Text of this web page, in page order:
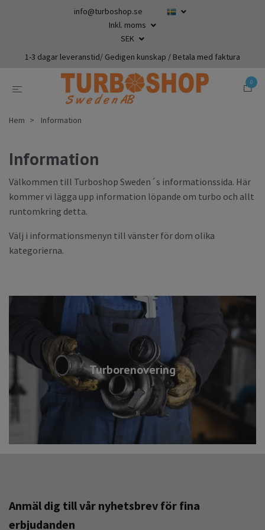
info@turboshop.se
Inkl. moms
SEK
1-3 dagar leveranstid/ Gedigen kunskap / Betala med faktura
0
Turborenovering
Hem Information
Information
Välkommen till Turboshop Sweden´s informationssida. Här
kommer vi lägga upp information löpande om turbo och allt
runtomkring detta.
Välj i informationsmenyn till vänster för dom olika
kategorierna.
Anmäl dig till vår nyhetsbrev för fina
erbjudanden